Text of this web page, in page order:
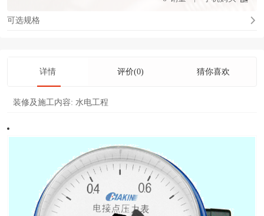
可选规格
详情 评价(0) 猜你喜欢
装修及施工内容: 水电工程